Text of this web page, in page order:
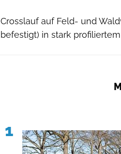
Crosslauf auf Feld- und
befestigt) in stark
1